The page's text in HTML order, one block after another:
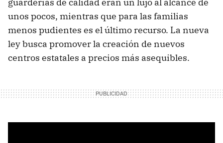
unos pocos, mientras que para las familias
menos pudientes es el último recurso. La nueva
ley busca promover la creación de nuevos
centros estatales a precios más asequibles.